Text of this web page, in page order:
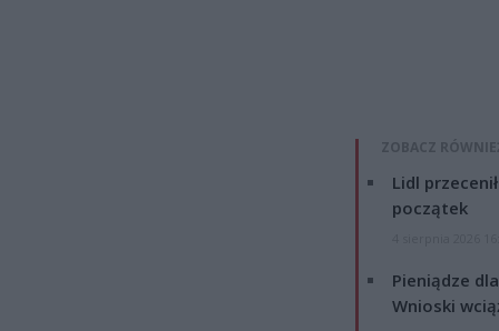
ZOBACZ
Lidl
początek
Pieniądze
Wnioski